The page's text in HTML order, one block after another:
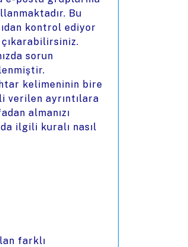
Bu
kontrol ediyor
sorun
kelimeninin bire
verilen ayrıntılara
almanızı
ilgili kuralı nasıl
farklı